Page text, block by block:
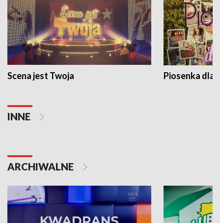
Scena jest Twoja Piosenka dla
INNE
ARCHIWALNE